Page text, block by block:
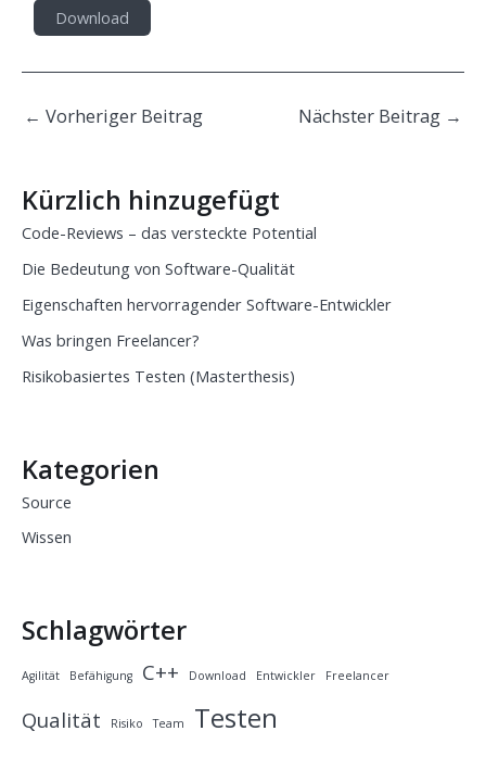
Download
Post
← Vorheriger Beitrag Nächster Beitrag →
Kürzlich hinzugefügt
Code-Reviews – das versteckte Potential
Die Bedeutung von Software-Qualität
Eigenschaften hervorragender Software-Entwickler
Was bringen Freelancer?
Risikobasiertes Testen (Masterthesis)
Kategorien
Source
Wissen
Schlagwörter
Agilität Befähigung C++ Download Entwickler Freelancer
Qualität Risiko Team Testen